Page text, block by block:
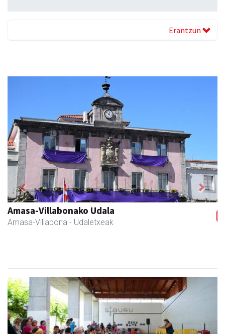
Erantzun
Amasa kafetegia
Amasa-Villabona - Gozotegiak
Previous Next